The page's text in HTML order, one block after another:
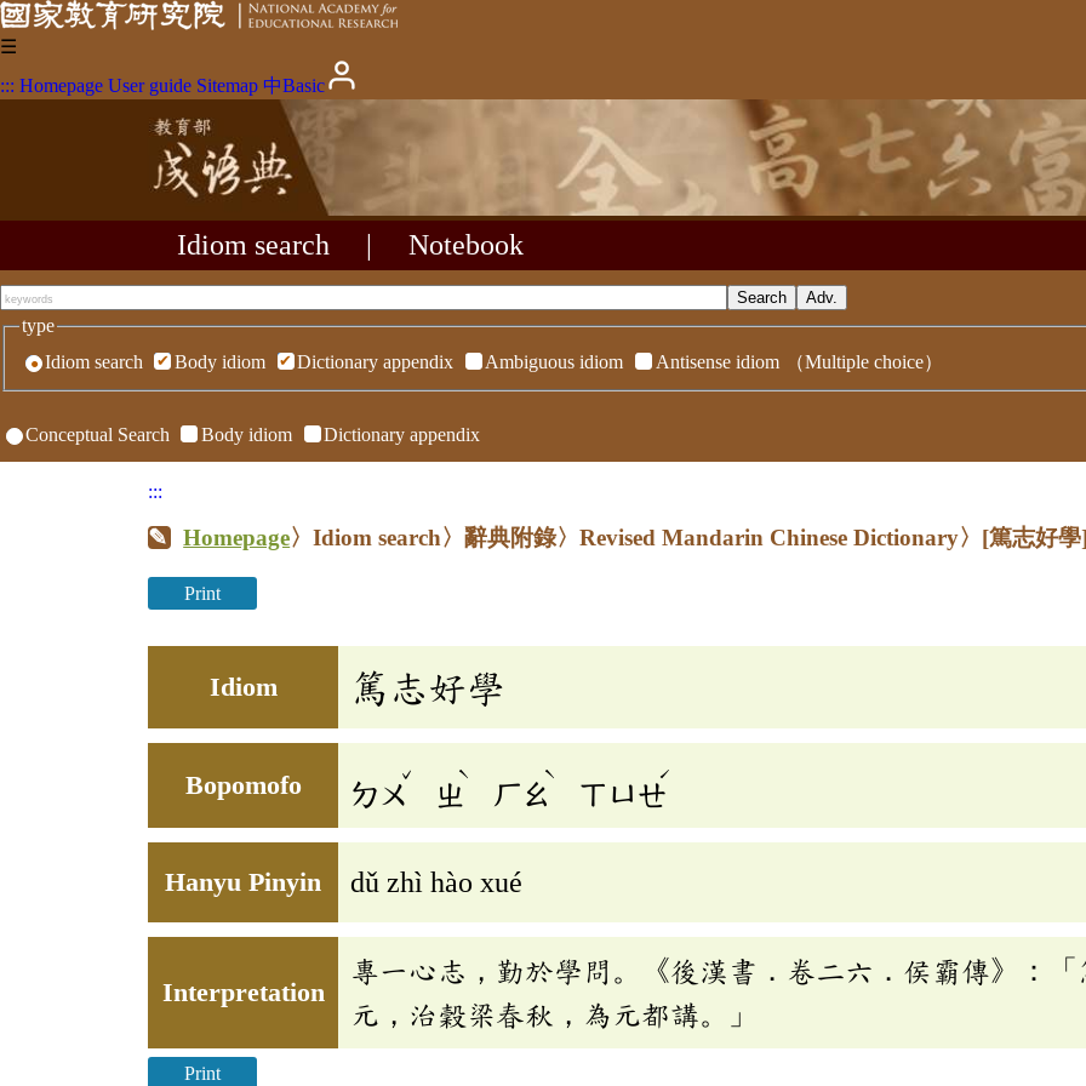
☰
::: Homepage User guide Sitemap 中Basic
Idiom search Notebook
type
Idiom search
Body idiom Dictionary appendix Ambiguous idiom Antisense idiom （Multiple choice）
Conceptual Search Body idiom Dictionary appendix
:::
Homepage〉Idiom search〉辭典附錄〉Revised Mandarin Chinese Dictionary〉 [篤志好
Print
Idiom 篤志好學
Bopomofo ㄉㄨ
ˇ
ㄓ
ˋ
ㄏㄠ
ˋ
ㄒㄩㄝ
ˊ
Hanyu Pinyin dǔ zhì hào xué
Interpretation
專一心志，勤於學問。《後漢書．卷二六．侯霸傳》：
元，治穀梁春秋，為元都講。」
Print